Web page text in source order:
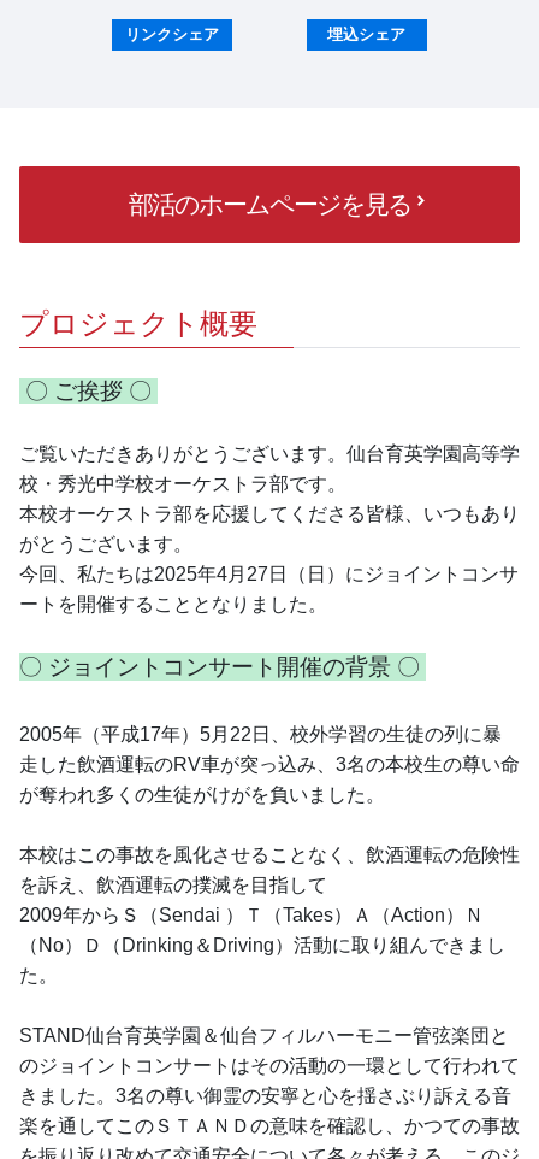
リンクシェア 埋込シェア
部活のホームページを見る
プロジェクト概要
〇 ご挨拶 〇
ご覧いただきありがとうございます。仙台育英学園高等学
校・秀光中学校オーケストラ部です。
本校オーケストラ部を応援してくださる皆様、いつもあり
がとうございます。
今回、私たちは2025年4月27日（日）にジョイントコンサ
ートを開催することとなりました。
〇 ジョイントコンサート開催の背景 〇
2005年（平成17年）5月22日、校外学習の生徒の列に暴
走した飲酒運転のRV車が突っ込み、3名の本校生の尊い命
が奪われ多くの生徒がけがを負いました。
本校はこの事故を風化させることなく、飲酒運転の危険性
を訴え、飲酒運転の撲滅を目指して
2009年からＳ（Sendai ）Ｔ（Takes）Ａ（Action）Ｎ
（No）Ｄ（Drinking＆Driving）活動に取り組んできまし
た。
STAND仙台育英学園＆仙台フィルハーモニー管弦楽団と
のジョイントコンサートはその活動の一環として行われて
きました。3名の尊い御霊の安寧と心を揺さぶり訴える音
楽を通してこのＳＴＡＮＤの意味を確認し、かつての事故